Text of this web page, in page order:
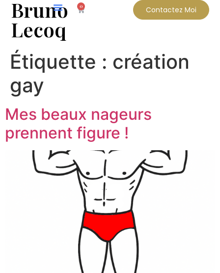
Bruno
Lecoq
0 Contactez Moi
Étiquette : création
gay
Mes beaux nageurs
prennent figure !